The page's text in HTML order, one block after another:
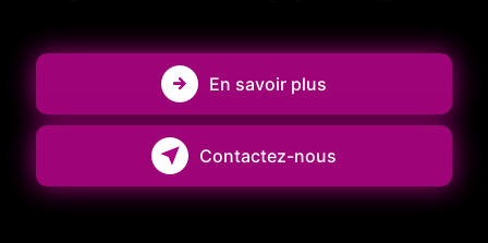
En savoir plus
Contactez-nous